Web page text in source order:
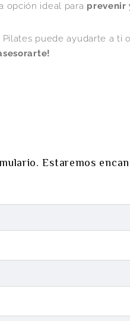
opción ideal para prevenir
puede ayudarte a ti
Estaremos